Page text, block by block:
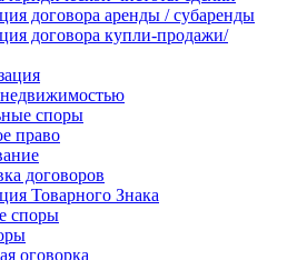
договора аренды / субаренды
договора купли-продажи/
споры
право
договоров
Товарного Знака
споры
оговорка